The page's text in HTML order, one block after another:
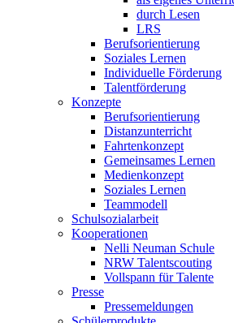
durch Lesen
LRS
Berufsorientierung
Soziales Lernen
Individuelle Förderung
Talentförderung
Konzepte
Berufsorientierung
Distanzunterricht
Fahrtenkonzept
Gemeinsames Lernen
Medienkonzept
Soziales Lernen
Teammodell
Schulsozialarbeit
Kooperationen
Nelli Neuman Schule
NRW Talentscouting
Vollspann für Talente
Presse
Pressemeldungen